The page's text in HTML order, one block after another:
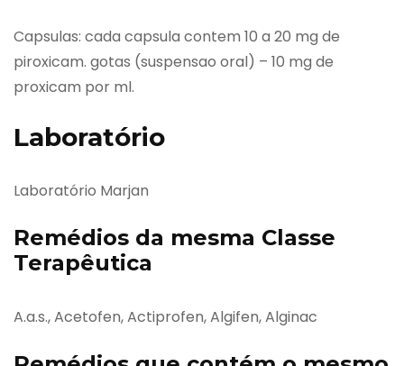
Capsulas: cada capsula contem 10 a 20 mg de
piroxicam. gotas (suspensao oral) – 10 mg de
proxicam por ml.
Laboratório
Laboratório Marjan
Remédios da mesma Classe
Terapêutica
A.a.s., Acetofen, Actiprofen, Algifen, Alginac